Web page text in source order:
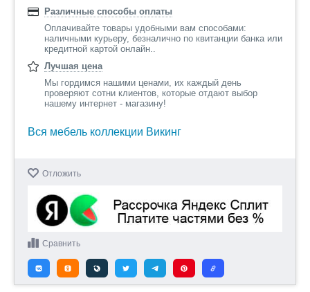
Различные способы оплаты
Оплачивайте товары удобными вам способами:
наличными курьеру, безналично по квитанции банка или
кредитной картой онлайн..
Лучшая цена
Мы гордимся нашими ценами, их каждый день
проверяют сотни клиентов, которые отдают выбор
нашему интернет - магазину!
Вся мебель коллекции Викинг
Отложить
Сравнить